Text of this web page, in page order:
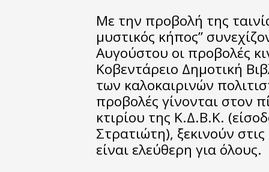
Με την προβολή της
μυστικός κήπος”
Αυγούστου οι προβολές
Κοβεντάρειο Δημοτική
των καλοκαιρινών
προβολές γίνονται στον
κτιρίου της Κ.Δ.Β.Κ.
Στρατιώτη), ξεκινούν
είναι ελεύθερη για όλους.